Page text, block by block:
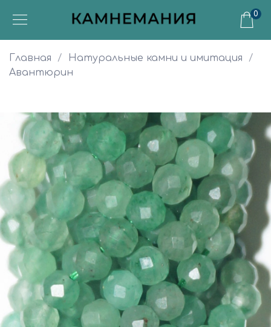
0
Главная
Натуральные камни и имитация
Авантюрин